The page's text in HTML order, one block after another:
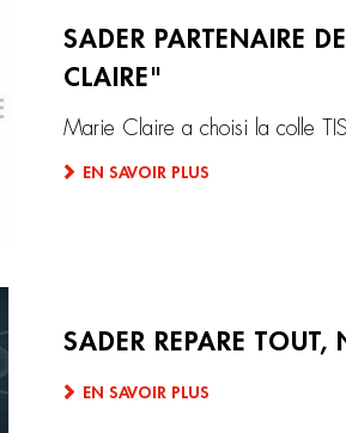
SADER PARTENAIRE
CLAIRE"
Marie Claire a choisi la colle
EN SAVOIR PLUS
SADER REPARE TOUT,
EN SAVOIR PLUS